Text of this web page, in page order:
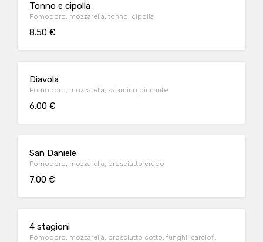
Tonno e cipolla
Pomodoro, mozzarella, tonno, cipolla
8.50 €
Diavola
Pomodoro, mozzarella, salamino piccante
6.00 €
San Daniele
Pomodoro, mozzarella, prosciutto crudo
7.00 €
4 stagioni
Pomodoro, mozzarella, prosciutto cotto, funghi, carciofi,